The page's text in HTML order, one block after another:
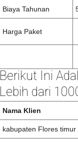
Biaya Tahunan
Harga Paket
Berikut Ini
Lebih dari
Nama Klien
kabupaten Flores timur